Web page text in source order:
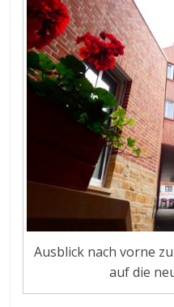
Ausblick nach vorne
auf die